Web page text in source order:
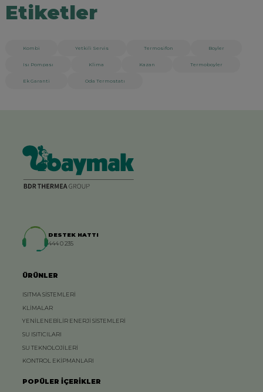
Etiketler
Kombi Yetkili Servis Termosifon Boyler
Isı Pompası Klima Kazan Termoboyler
Ek Garanti Oda Termostatı
DESTEK HATTI
444 0 235
ÜRÜNLER
ISITMA SİSTEMLERİ
KLİMALAR
YENİLENEBİLİR ENERJİ SİSTEMLERİ
SU ISITICILARI
SU TEKNOLOJİLERİ
KONTROL EKİPMANLARI
POPÜLER İÇERİKLER